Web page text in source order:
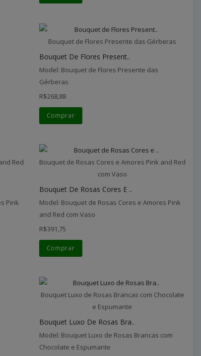
Bouquet de Flores Presente das Gérberas
Bouquet De Flores Present..
Model: Bouquet de Flores Presente das
Gérberas
R$268,88
Comprar
Red
Pink
Bouquet de Rosas Cores e Amores Pink and Red
com Vaso
Bouquet De Rosas Cores E ..
Model: Bouquet de Rosas Cores e Amores Pink
and Red com Vaso
R$391,75
Comprar
Bouquet Luxo de Rosas Brancas com Chocolate
e Espumante
Bouquet Luxo De Rosas Bra..
Model: Bouquet Luxo de Rosas Brancas com
Chocolate e Espumante